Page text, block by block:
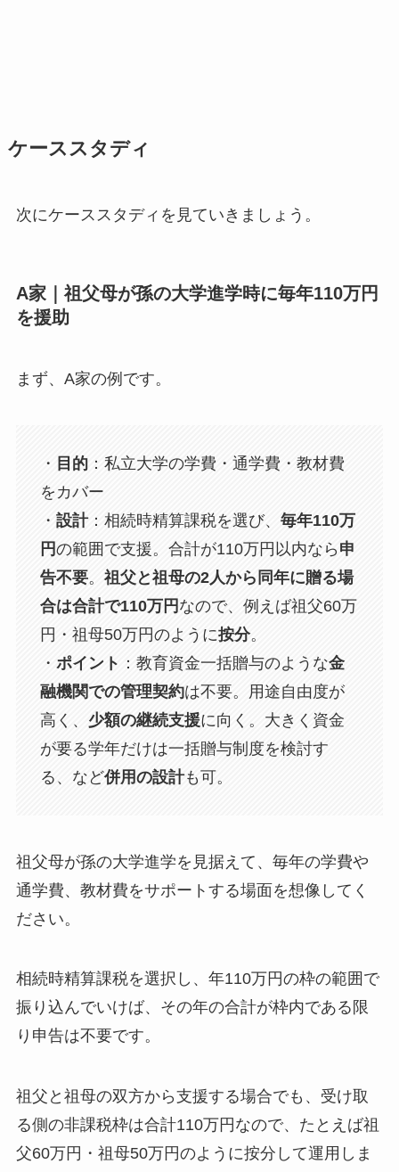
ケーススタディ
次にケーススタディを見ていきましょう。
A家｜祖父母が孫の大学進学時に毎年110万円
を援助
まず、A家の例です。
・ 目的：私立大学の学費・通学費・教材費
をカバー
・ 設計：相続時精算課税を選び、 毎年110万
円の範囲で支援。合計が110万円以内なら 申
告不要。祖父と祖母の2人から同年に贈る場
合は合計で110万円 なので、例えば祖父60万
円・祖母50万円のように按分。
・ ポイント ：教育資金一括贈与のような金
融機関での管理契約は不要。用途自由度が
高く、 少額の継続支援に向く。大きく資金
が要る学年だけは一括贈与制度を検討す
る、など併用の設計も可。
祖父母が孫の大学進学を見据えて、毎年の学費や
通学費、教材費をサポートする場面を想像してく
ださい。
相続時精算課税を選択し、年110万円の枠の範囲で
振り込んでいけば、その年の合計が枠内である限
り申告は不要です。
祖父と祖母の双方から支援する場合でも、受け取
る側の非課税枠は合計110万円なので、たとえば祖
父60万円・祖母50万円のように按分して運用しま